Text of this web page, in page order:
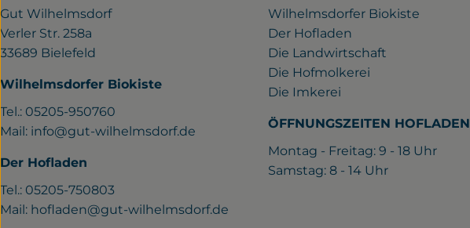
Gut Wilhelmsdorf
Verler Str. 258a
33689 Bielefeld
Wilhelmsdorfer Biokiste
Tel.: 05205-950760
Mail: info@gut-wilhelmsdorf.de
Der Hofladen
Tel.: 05205-750803
Mail: hofladen@gut-wilhelmsdorf.de
Wilhelmsdorfer Biokiste
Der Hofladen
Die Landwirtschaft
Die Hofmolkerei
Die Imkerei
ÖFFNUNGSZEITEN HOFLADEN
Montag - Freitag: 9 - 18 Uhr
Samstag: 8 - 14 Uhr